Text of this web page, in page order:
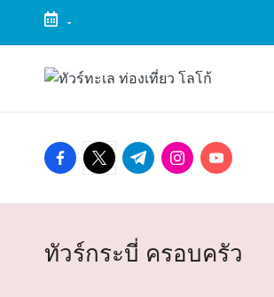
Skip
-
ทั
ร์
ท
ะ
ทัวร์
ถูก
2025
แพ็ก
จ
เที่ยว
facebook.com
twitter.com
t.me instagram.com
youtube.com
ทัวร์กระบี่ ครอบครัว